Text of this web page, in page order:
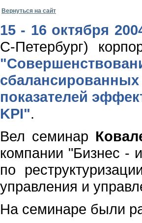
Вернуться на сайт
15 - 16 октября
С-Петербург)
"
показателей
KPI".
Вел семинар
компании "Бизнес -
по
управления и
На семинаре были